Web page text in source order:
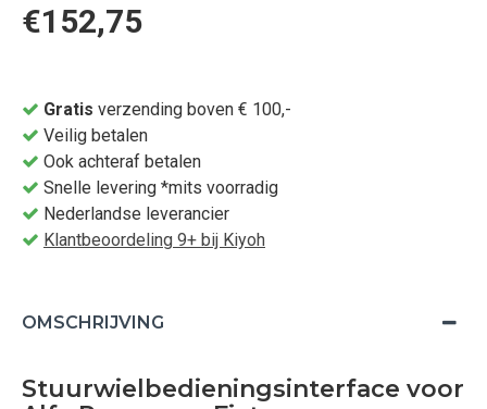
€152,75
Gratis verzending boven € 100,-
Veilig betalen
Ook achteraf betalen
Snelle levering *mits voorradig
Nederlandse leverancier
Klantbeoordeling 9+ bij Kiyoh
OMSCHRIJVING
Stuurwielbedieningsinterface voor